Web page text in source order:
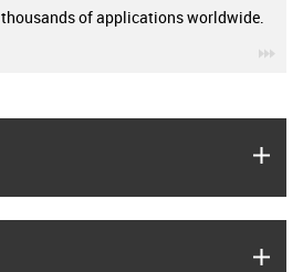
thousands of applications worldwide.